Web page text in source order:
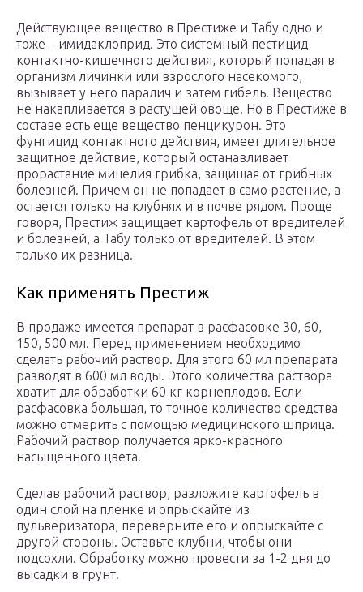
Действующее вещество в Престиже и Табу одно и
тоже – имидаклоприд. Это системный пестицид
контактно-кишечного действия, который попадая в
организм личинки или взрослого насекомого,
вызывает у него паралич и затем гибель. Вещество
не накапливается в растущей овоще. Но в Престиже в
составе есть еще вещество пенцикурон. Это
фунгицид контактного действия, имеет длительное
защитное действие, который останавливает
прорастание мицелия грибка, защищая от грибных
болезней. Причем он не попадает в само растение, а
остается только на клубнях и в почве рядом. Проще
говоря, Престиж защищает картофель от вредителей
и болезней, а Табу только от вредителей. В этом
только их разница.
Как применять Престиж
В продаже имеется препарат в расфасовке 30, 60,
150, 500 мл. Перед применением необходимо
сделать рабочий раствор. Для этого 60 мл препарата
разводят в 600 мл воды. Этого количества раствора
хватит для обработки 60 кг корнеплодов. Если
расфасовка большая, то точное количество средства
можно отмерить с помощью медицинского шприца.
Рабочий раствор получается ярко-красного
насыщенного цвета.
Сделав рабочий раствор, разложите картофель в
один слой на пленке и опрыскайте из
пульверизатора, переверните его и опрыскайте с
другой стороны. Оставьте клубни, чтобы они
подсохли. Обработку можно провести за 1-2 дня до
высадки в грунт.